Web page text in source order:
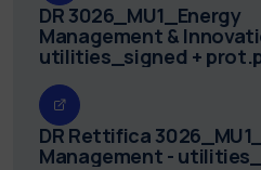
DR 3026_MU1_Energy
Management &
utilities_signed +
DR Rettifica
Management -